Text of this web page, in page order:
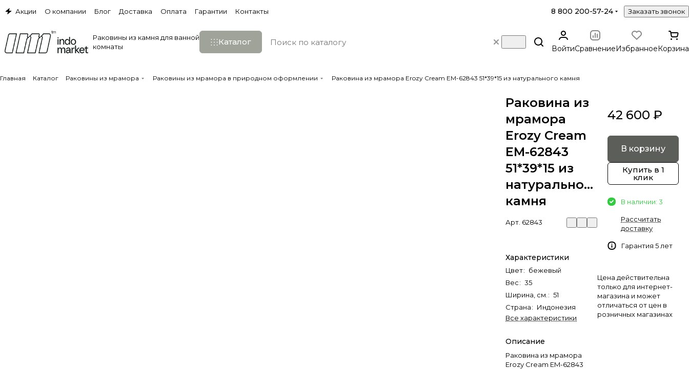
Акции О компании Блог Доставка Оплата Гарантии Контакты 8 800 200-57-24 Заказать звонок
Раковины из камня для ванной
комнаты
Каталог
ВойтиСравнениеИзбранноеКорзина
Главная Каталог Раковины из мрамора Раковины из мрамора в природном оформлении Раковина из мрамора Erozy Cream EM-62843 51*39*15 из натурального камня
Раковина из
мрамора
Erozy Cream
EM-62843
51*39*15 из
натурального
камня
Арт. 62843
Характеристики
Цвет: бежевый
Вес: 35
Ширина, см. : 51
Страна: Индонезия
Все характеристики
Описание
Раковина из мрамора
Erozy Cream EM-62843
42 600 ₽
В корзину
Купить в 1
клик
В наличии: 3
Рассчитать
доставку
Гарантия 5 лет
Цена действительна
только для интернет-
магазина и может
отличаться от цен в
розничных магазинах